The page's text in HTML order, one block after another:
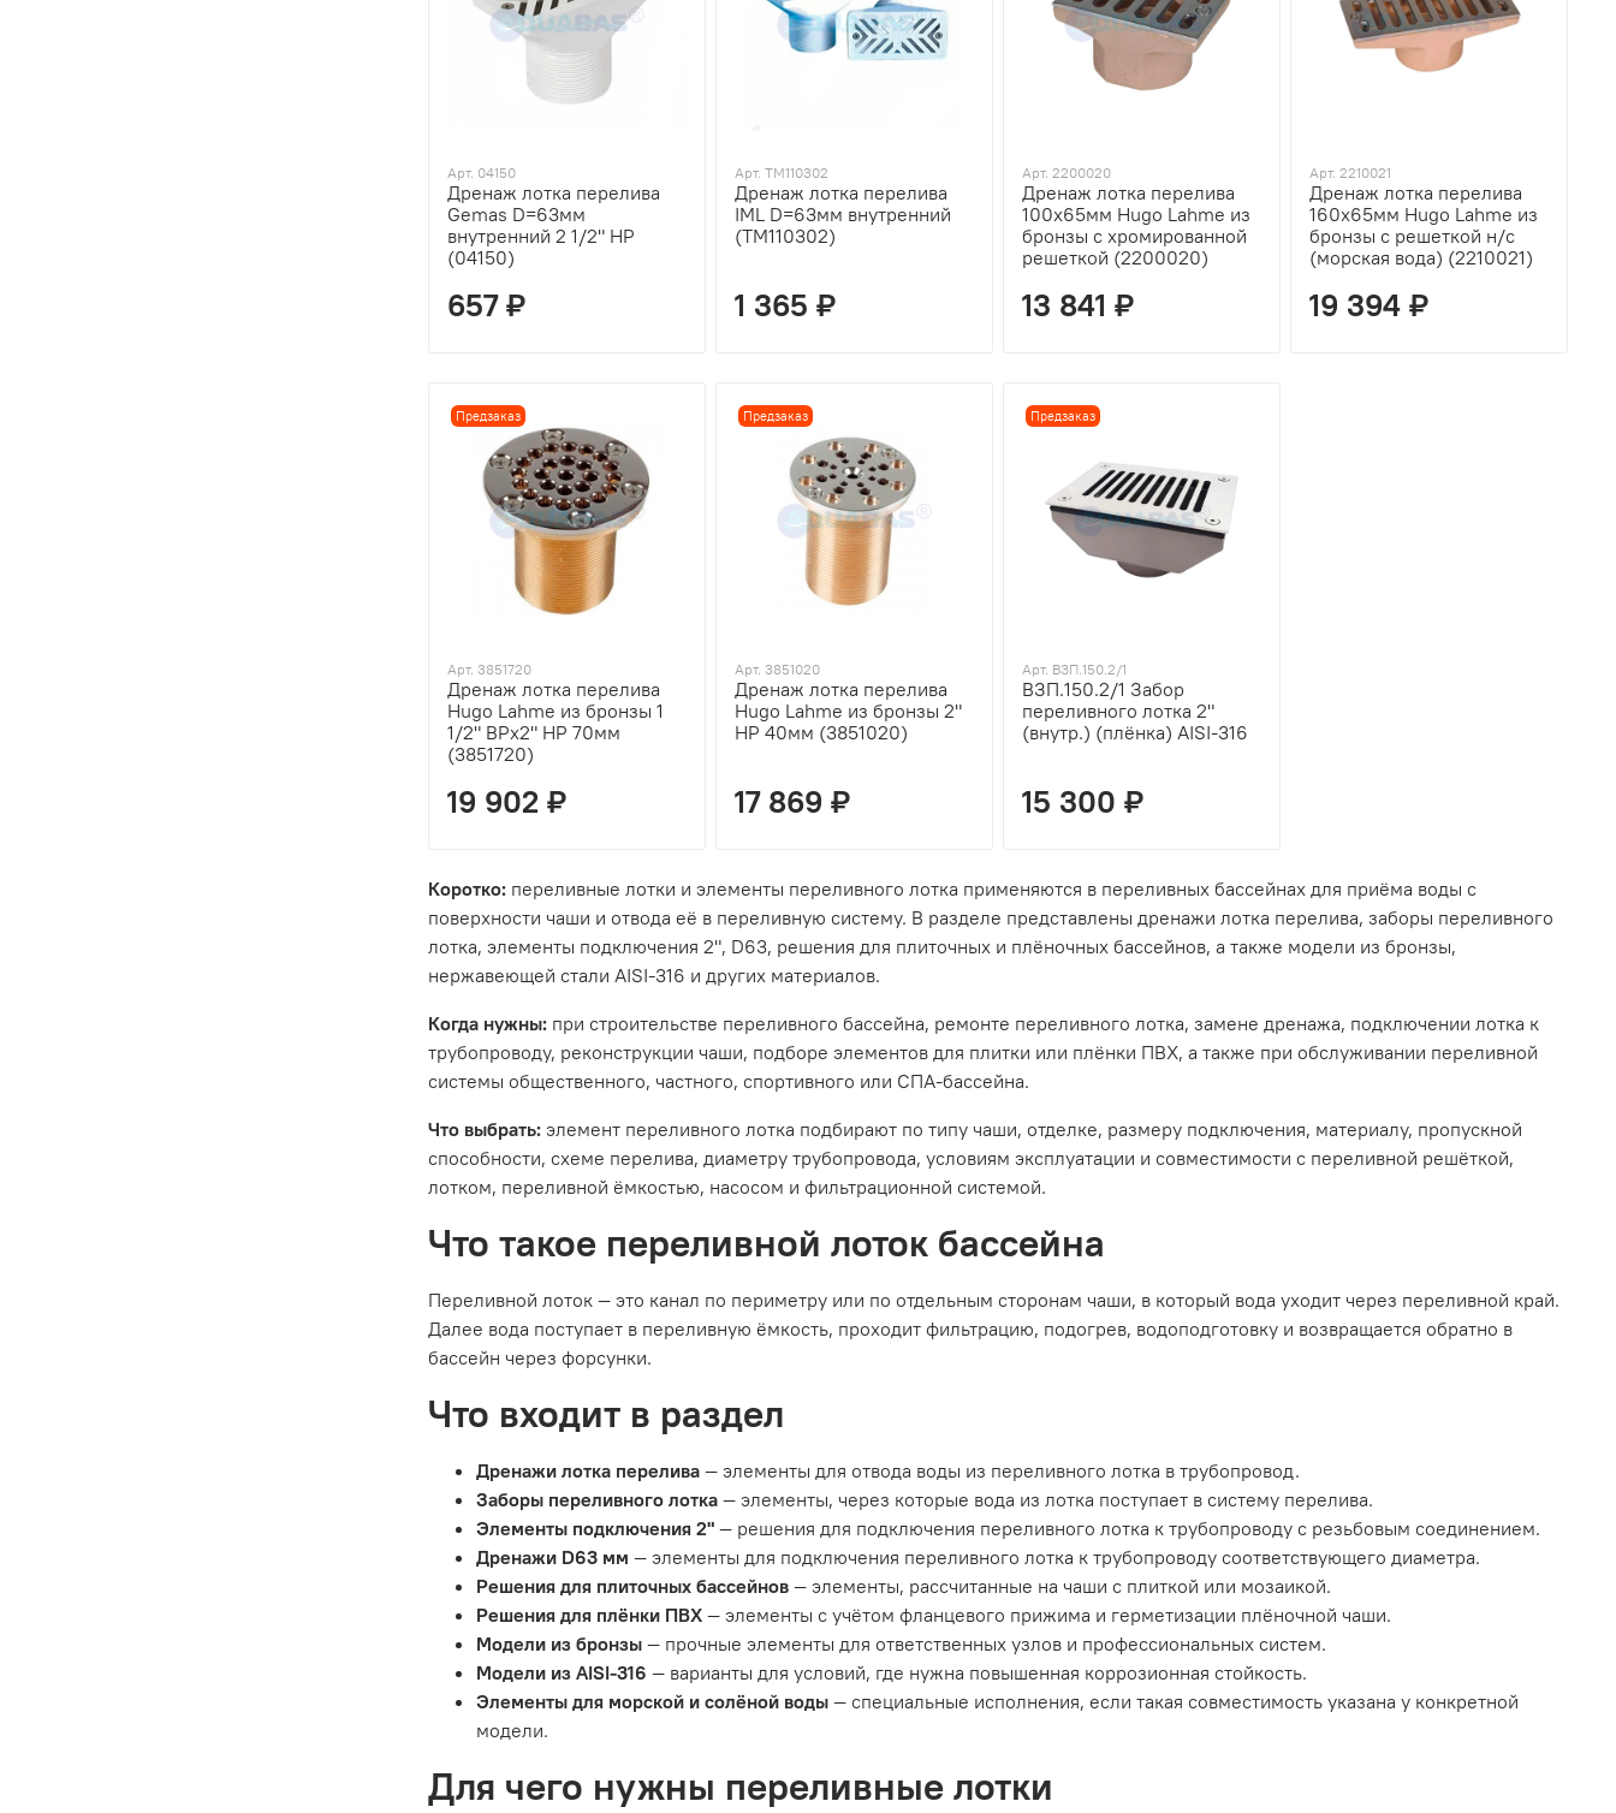
Арт. 04150
Дренаж лотка перелива
Gemas D=63мм
внутренний 2 1/2" НР
(04150)
657 ₽
Арт. TM110302
Дренаж лотка перелива
IML D=63мм внутренний
(TM110302)
1 365 ₽
Арт. 2200020
Дренаж лотка перелива
100х65мм Hugo Lahme из
бронзы с хромированной
решеткой (2200020)
13 841 ₽
Арт. 2210021
Дренаж лотка перелива
160х65мм Hugo Lahme из
бронзы c решеткой н/с
(морская вода) (2210021)
19 394 ₽
Предзаказ
Арт. 3851720
Дренаж лотка перелива
Hugo Lahme из бронзы 1
1/2" ВРх2" НР 70мм
(3851720)
19 902 ₽
Предзаказ
Арт. 3851020
Дренаж лотка перелива
Hugo Lahme из бронзы 2"
НР 40мм (3851020)
17 869 ₽
Предзаказ
Арт. ВЗП.150.2/1
ВЗП.150.2/1 Забор
переливного лотка 2"
(внутр.) (плёнка) AISI-316
15 300 ₽
Коротко:переливные лотки и элементы переливного лотка применяются в переливных бассейнах для приёма воды с
поверхности чаши и отвода её в переливную систему. В разделе представлены дренажи лотка перелива, заборы переливного
лотка, элементы подключения 2", D63, решения для плиточных и плёночных бассейнов, а также модели из бронзы,
нержавеющей стали AISI-316 и других материалов.
Когда нужны:при строительстве переливного бассейна, ремонте переливного лотка, замене дренажа, подключении лотка к
трубопроводу, реконструкции чаши, подборе элементов для плитки или плёнки ПВХ, а также при обслуживании переливной
системы общественного, частного, спортивного или СПА-бассейна.
Что выбрать:элемент переливного лотка подбирают по типу чаши, отделке, размеру подключения, материалу, пропускной
способности, схеме перелива, диаметру трубопровода, условиям эксплуатации и совместимости с переливной решёткой,
лотком, переливной ёмкостью, насосом и фильтрационной системой.
Что такое переливной лоток бассейна
Переливной лоток — это канал по периметру или по отдельным сторонам чаши, в который вода уходит через переливной край.
Далее вода поступает в переливную ёмкость, проходит фильтрацию, подогрев, водоподготовку и возвращается обратно в
бассейн через форсунки.
Что входит в раздел
Дренажи лотка перелива— элементы для отвода воды из переливного лотка в трубопровод.
Заборы переливного лотка— элементы, через которые вода из лотка поступает в систему перелива.
Элементы подключения 2"— решения для подключения переливного лотка к трубопроводу с резьбовым соединением.
Дренажи D63 мм — элементы для подключения переливного лотка к трубопроводу соответствующего диаметра.
Решения для плиточных бассейнов— элементы, рассчитанные на чаши с плиткой или мозаикой.
Решения для плёнки ПВХ— элементы с учётом фланцевого прижима и герметизации плёночной чаши.
Модели из бронзы— прочные элементы для ответственных узлов и профессиональных систем.
Модели из AISI-316 — варианты для условий, где нужна повышенная коррозионная стойкость.
Элементы для морской и солёной воды— специальные исполнения, если такая совместимость указана у конкретной
модели.
Для чего нужны переливные лотки